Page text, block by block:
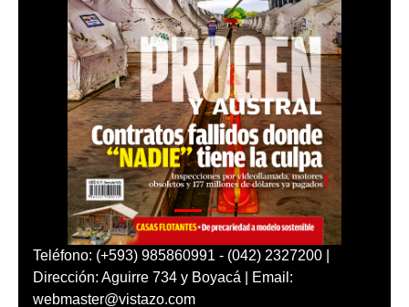
Teléfono: (+593) 985860991 - (042) 2327200 |
Dirección: Aguirre 734 y Boyacá | Email:
webmaster@vistazo.com